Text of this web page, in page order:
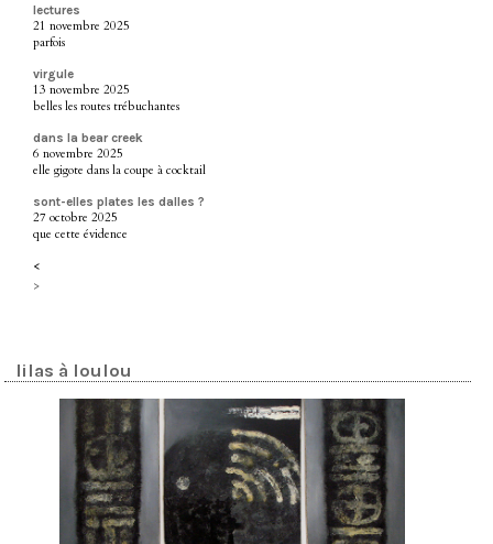
lectures
21 novembre 2025
parfois
virgule
13 novembre 2025
belles les routes trébuchantes
dans la bear creek
6 novembre 2025
elle gigote dans la coupe à cocktail
sont-elles plates les dalles ?
27 octobre 2025
que cette évidence
<
>
lilas à loulou